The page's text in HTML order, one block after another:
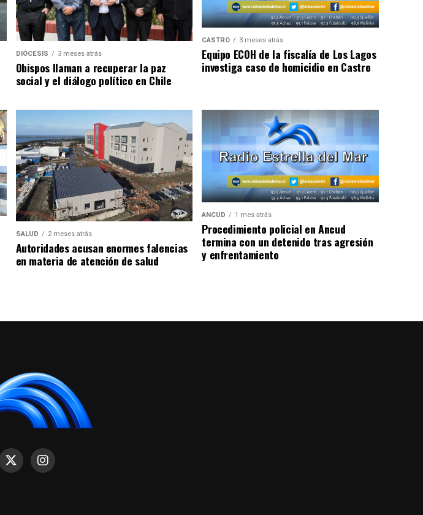
DIÓCESIS 3 meses atrás
Obispos llaman a recuperar la paz
social y el diálogo político en Chile
CASTRO 3 meses atrás
Equipo ECOH de la fiscalía de Los Lagos
investiga caso de homicidio en Castro
SALUD 2 meses atrás
Autoridades acusan enormes falencias
en materia de atención de salud
ANCUD 1 mes atrás
Procedimiento policial en Ancud
termina con un detenido tras agresión
y enfrentamiento